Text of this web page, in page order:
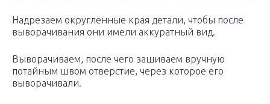
Надрезаем округленные края детали, чтобы после
выворачивания они имели аккуратный вид.
Выворачиваем, после чего зашиваем вручную
потайным швом отверстие, через которое его
выворачивали.